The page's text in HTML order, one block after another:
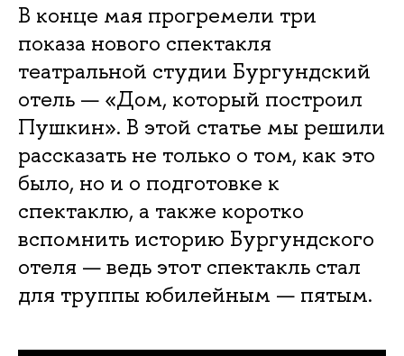
В конце мая прогремели три
показа нового спектакля
театральной студии Бургундский
отель — «Дом, который построил
Пушкин». В этой статье мы решили
рассказать не только о том, как это
было, но и о подготовке к
спектаклю, а также коротко
вспомнить историю Бургундского
отеля — ведь этот спектакль стал
для труппы юбилейным — пятым.